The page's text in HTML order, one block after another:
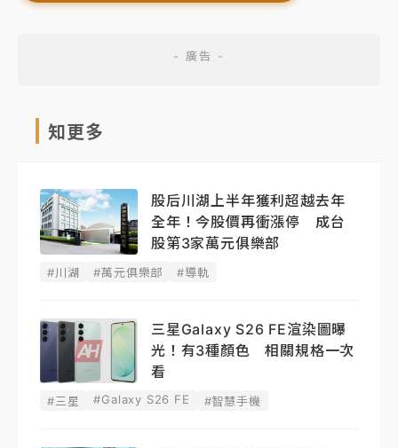
知更多
股后川湖上半年獲利超越去年
全年！今股價再衝漲停 成台
股第3家萬元俱樂部
#川湖 #萬元俱樂部 #導軌
三星Galaxy S26 FE渲染圖曝
光！有3種顏色 相關規格一次
看
#三星 #Galaxy S26 FE #智慧手機